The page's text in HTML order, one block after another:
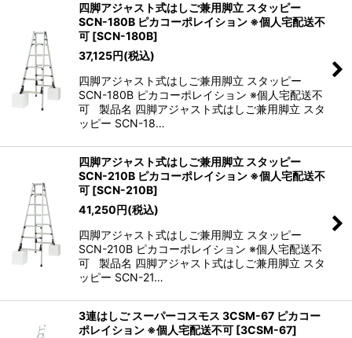
四脚アジャスト式はしご兼用脚立 スタッピー
SCN-180B ピカコーポレイション ※個人宅配送不
可 [SCN-180B]
37,125円(税込)
四脚アジャスト式はしご兼用脚立 スタッピー
SCN-180B ピカコーポレイション ※個人宅配送不
可 製品名 四脚アジャスト式はしご兼用脚立 スタ
ッピー SCN-18…
四脚アジャスト式はしご兼用脚立 スタッピー
SCN-210B ピカコーポレイション ※個人宅配送不
可 [SCN-210B]
41,250円(税込)
四脚アジャスト式はしご兼用脚立 スタッピー
SCN-210B ピカコーポレイション ※個人宅配送不
可 製品名 四脚アジャスト式はしご兼用脚立 スタ
ッピー SCN-21…
3連はしご スーパーコスモス 3CSM-67 ピカコー
ポレイション ※個人宅配送不可 [3CSM-67]